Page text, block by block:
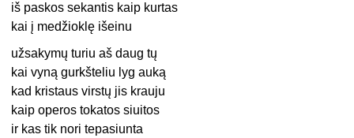
iš paskos sekantis kaip kurtas
kai į medžioklę išeinu
užsakymų turiu aš daug tų
kai vyną gurkšteliu lyg auką
kad kristaus virstų jis krauju
kaip operos tokatos siuitos
ir kas tik nori tepasiunta